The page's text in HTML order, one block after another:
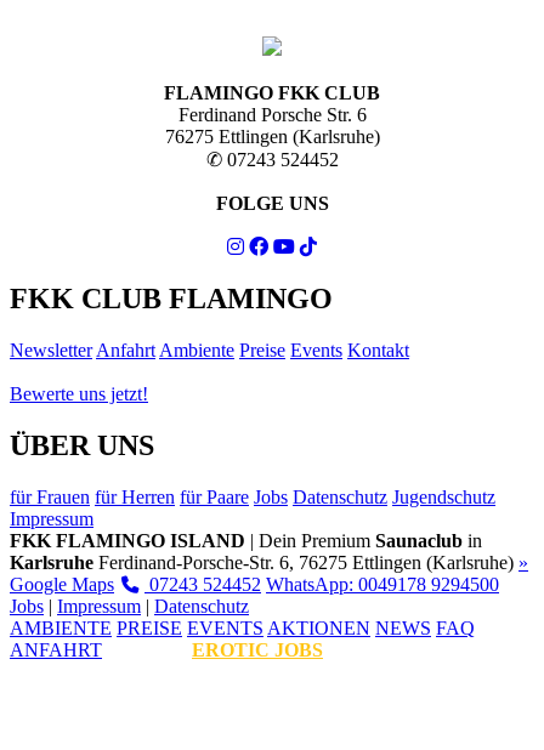
FLAMINGO FKK CLUB
Ferdinand Porsche Str. 6
76275 Ettlingen (Karlsruhe)
✆ 07243 524452
FOLGE UNS
FKK CLUB FLAMINGO
Newsletter Anfahrt Ambiente Preise Events Kontakt
Bewerte uns jetzt!
ÜBER UNS
für Frauen für Herren für Paare Jobs Datenschutz Jugendschutz
Impressum
FKK FLAMINGO ISLAND | Dein Premium Saunaclub in
Karlsruhe Ferdinand-Porsche-Str. 6, 76275 Ettlingen (Karlsruhe) »
Google Maps
07243 524452 WhatsApp: 0049178 9294500
Jobs | Impressum | Datenschutz
AMBIENTE PREISE EVENTS AKTIONEN NEWS FAQ
ANFAHRT
EROTIC JOBS